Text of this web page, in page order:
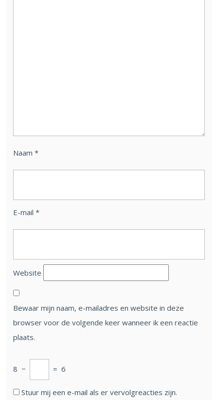
Naam *
E-mail *
Website
Bewaar mijn naam, e-mailadres en website in deze
browser voor de volgende keer wanneer ik een reactie
plaats.
8 − = 6
Stuur mij een e-mail als er vervolgreacties zijn.